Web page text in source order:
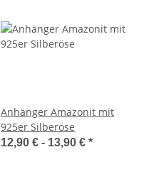
Anhänger Amazonit mit
925er Silberöse
12,90 € - 13,90 € *